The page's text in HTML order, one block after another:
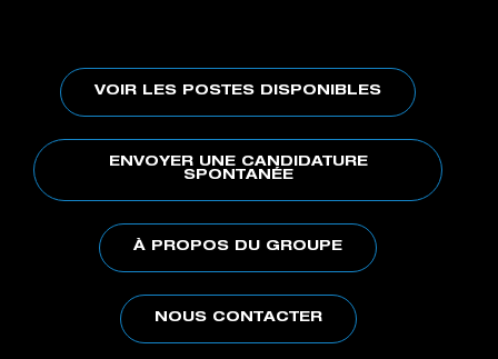
VOIR LES POSTES DISPONIBLES
ENVOYER UNE CANDIDATURE
SPONTANÉE
À PROPOS DU GROUPE
NOUS CONTACTER